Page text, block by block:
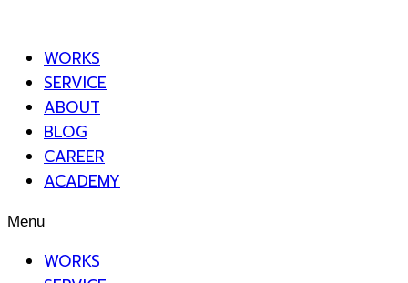
WORKS
SERVICE
ABOUT
BLOG
CAREER
ACADEMY
Menu
WORKS